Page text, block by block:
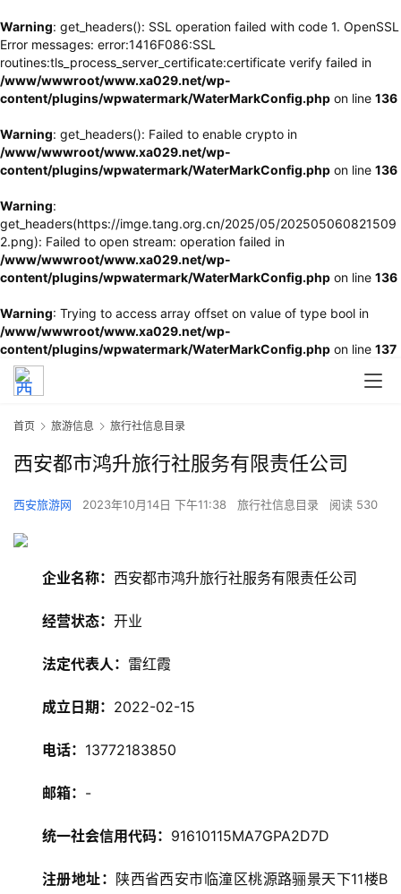
Warning: get_headers(): SSL operation failed with code 1. OpenSSL
Error messages: error:1416F086:SSL
routines:tls_process_server_certificate:certificate verify failed in
/www/wwwroot/www.xa029.net/wp-
content/plugins/wpwatermark/WaterMarkConfig.php on line 136
Warning: get_headers(): Failed to enable crypto in
/www/wwwroot/www.xa029.net/wp-
content/plugins/wpwatermark/WaterMarkConfig.php on line 136
Warning:
get_headers(https://imge.tang.org.cn/2025/05/202505060821509
2.png): Failed to open stream: operation failed in
/www/wwwroot/www.xa029.net/wp-
content/plugins/wpwatermark/WaterMarkConfig.php on line 136
Warning: Trying to access array offset on value of type bool in
/www/wwwroot/www.xa029.net/wp-
content/plugins/wpwatermark/WaterMarkConfig.php on line 137
首页 旅游信息 旅行社信息目录
西安都市鸿升旅行社服务有限责任公司
西安旅游网 2023年10月14日 下午11:38 旅行社信息目录 阅读 530
企业名称： 西安都市鸿升旅行社服务有限责任公司
经营状态： 开业
法定代表人： 雷红霞
成立日期： 2022-02-15
电话： 13772183850
邮箱： -
统一社会信用代码： 91610115MA7GPA2D7D
注册地址： 陕西省西安市临潼区桃源路骊景天下11楼B